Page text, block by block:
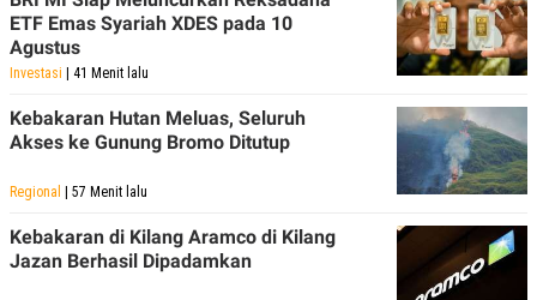
ETF Emas Syariah XDES pada 10
Agustus
Investasi | 41 Menit lalu
Kebakaran Hutan Meluas, Seluruh
Akses ke Gunung Bromo Ditutup
Regional | 57 Menit lalu
Kebakaran di Kilang Aramco di Kilang
Jazan Berhasil Dipadamkan